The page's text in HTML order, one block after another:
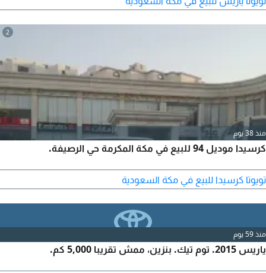
2
منذ 38 يوم
كرسيدا موديل 94 للبيع في مكة المكرمة حي الرصيفة.
تويوتا كرسيدا للبيع في مكة السعودية
منذ 59 يوم
ياريس 2015. توم تيك. بنزين، ممش تقريبا 5,000 كم.